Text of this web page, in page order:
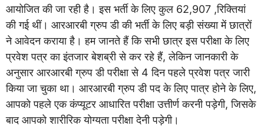
आयोजित की जा रही है। इस भर्ती के लिए कुल 62,907 ,रिक्तियां
की गई थीं। आरआरबी ग्रुप डी की भर्ती के लिए बड़ी संख्या में छात्रों
ने आवेदन कराया है। हम जानते हैं कि सभी छात्र इस परीक्षा के लिए
प्रवेश पत्र का इंतजार बेशब्री से कर रहे हैं, लेकिन जानकारी के
अनुसार आरआरबी ग्रुप डी परीक्षा से 4 दिन पहले प्रवेश पत्र जारी
किया जा चुका था। आरआरबी ग्रुप डी पद के लिए पात्र होने के लिए,
आपको पहले एक कंप्यूटर आधारित परीक्षा उत्तीर्ण करनी पड़ेगी, जिसके
बाद आपको शारीरिक योग्यता परीक्षा देनी पड़ेगी।